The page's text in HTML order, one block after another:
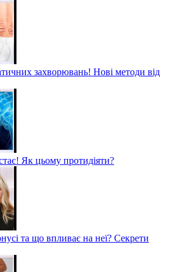
захворювань! Нові методи від
Як цьому протидіяти?
та що впливає на неї? Секрети